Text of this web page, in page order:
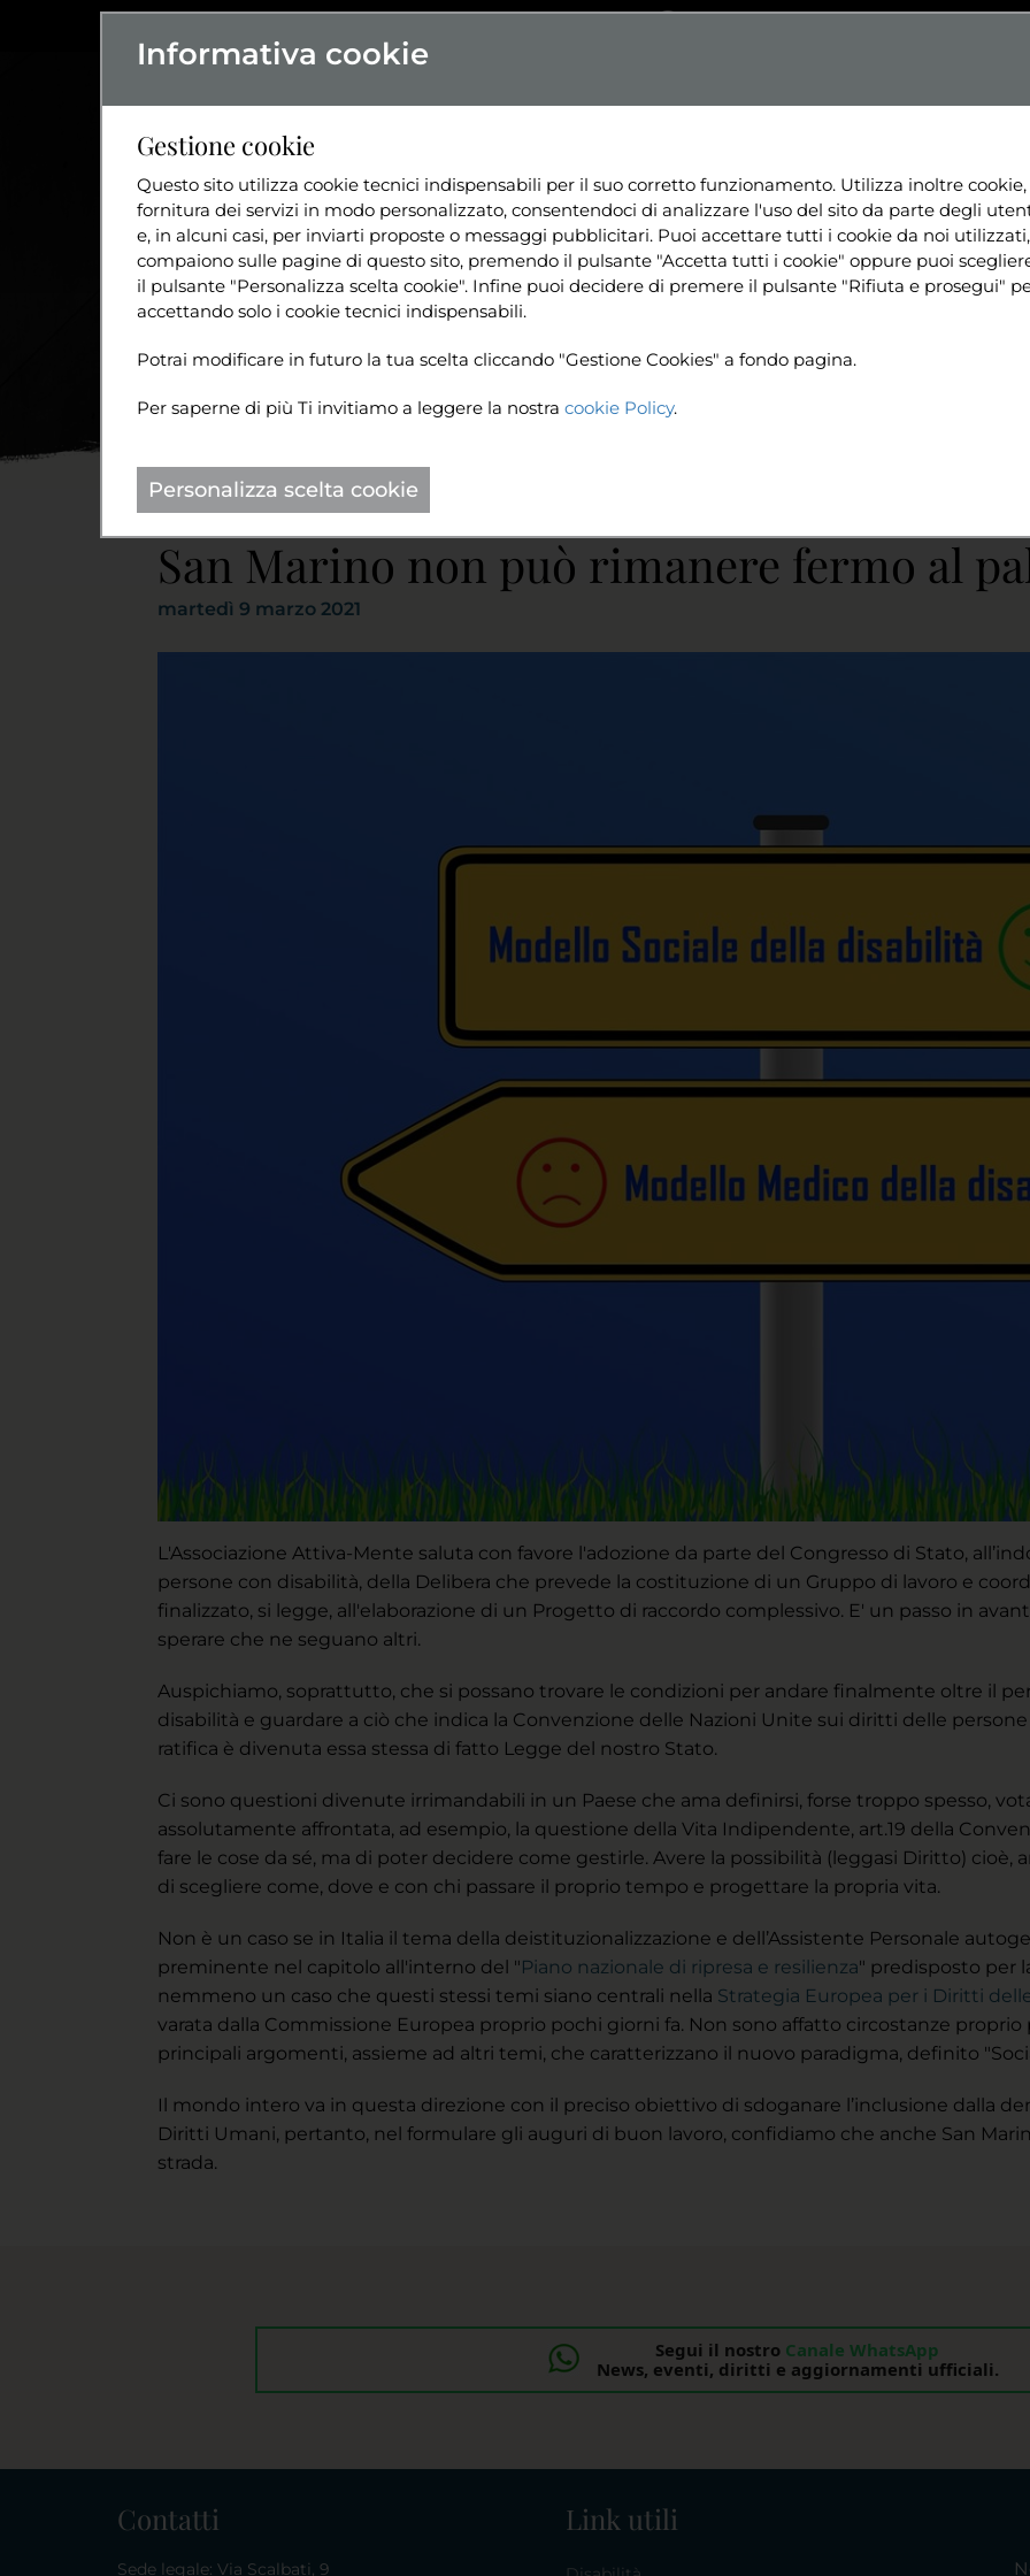
L'ASSOCIAZIONE NEWS PROGETTI RISORSE
San Marino non può rimanere fermo al
martedì 9 marzo 2021
L'Associazione Attiva-Mente saluta con favore l'adozione da parte del Congresso di Stato,
persone con disabilità, della Delibera che prevede la costituzione di un Gruppo di lavoro e
finalizzato, si legge, all'elaborazione di un Progetto di raccordo complessivo. E' un passo in
sperare che ne seguano altri.
Auspichiamo, soprattutto, che si possano trovare le condizioni per andare finalmente oltre il
disabilità e guardare a ciò che indica la Convenzione delle Nazioni Unite sui diritti delle
ratifica è divenuta essa stessa di fatto Legge del nostro Stato.
Ci sono questioni divenute irrimandabili in un Paese che ama definirsi, forse troppo spesso,
assolutamente affrontata, ad esempio, la questione della Vita Indipendente, art.19 della
fare le cose da sé, ma di poter decidere come gestirle. Avere la possibilità (leggasi Diritto)
di scegliere come, dove e con chi passare il proprio tempo e progettare la propria vita.
Non è un caso se in Italia il tema della deistituzionalizzazione e dell’Assistente Personale
preminente nel capitolo all'interno del "Piano nazionale di ripresa e resilienza" predisposto per
nemmeno un caso che questi stessi temi siano centrali nella Strategia Europea per i Diritti
varata dalla Commissione Europea proprio pochi giorni fa. Non sono affatto circostanze
principali argomenti, assieme ad altri temi, che caratterizzano il nuovo paradigma, definito
Il mondo intero va in questa direzione con il preciso obiettivo di sdoganare l’inclusione dalla
Diritti Umani, pertanto, nel formulare gli auguri di buon lavoro, confidiamo che anche San
strada.
Segui il nostro Canale WhatsApp
News, eventi, diritti e aggiornamenti ufficiali.
Contatti
Sede legale: Via Scalbati, 9
Link utili
Informativa cookie
Gestione cookie
Questo sito utilizza cookie tecnici indispensabili per il suo corretto funzionamento. Utilizza inoltre
fornitura dei servizi in modo personalizzato, consentendoci di analizzare l'uso del sito da parte degli
e, in alcuni casi, per inviarti proposte o messaggi pubblicitari. Puoi accettare tutti i cookie da noi
compaiono sulle pagine di questo sito, premendo il pulsante "Accetta tutti i cookie" oppure puoi
il pulsante "Personalizza scelta cookie". Infine puoi decidere di premere il pulsante "Rifiuta e prosegui"
accettando solo i cookie tecnici indispensabili.
Potrai modificare in futuro la tua scelta cliccando "Gestione Cookies" a fondo pagina.
Per saperne di più Ti invitiamo a leggere la nostra cookie Policy.
Personalizza scelta cookie